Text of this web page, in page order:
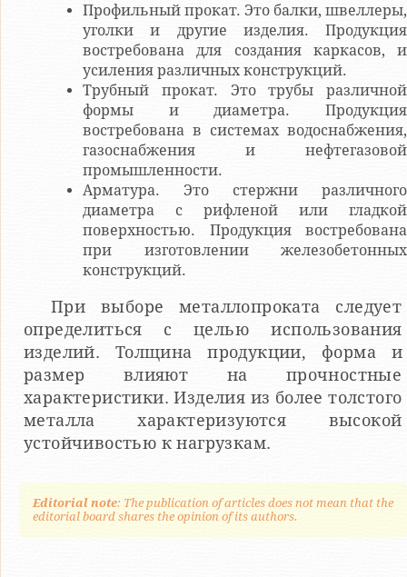
Профильный прокат. Это балки, швеллеры,
уголки и другие изделия. Продукция
востребована для создания каркасов, и
усиления различных конструкций.
Трубный прокат. Это трубы различной
формы и диаметра. Продукция
востребована в системах водоснабжения,
газоснабжения и нефтегазовой
промышленности.
Арматура. Это стержни различного
диаметра с рифленой или гладкой
поверхностью. Продукция востребована
при изготовлении железобетонных
конструкций.
При выборе металлопроката следует
определиться с целью использования
изделий. Толщина продукции, форма и
размер влияют на прочностные
характеристики. Изделия из более толстого
металла характеризуются высокой
устойчивостью к нагрузкам.
Editorial note: The publication of articles does not mean that the
editorial board shares the opinion of its authors.